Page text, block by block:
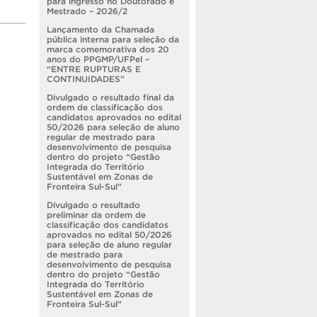
Mestrado – 2026/2
Lançamento da Chamada
pública interna para seleção da
marca comemorativa dos 20
anos do PPGMP/UFPel –
“ENTRE RUPTURAS E
CONTINUIDADES”
Divulgado o resultado final da
ordem de classificação dos
candidatos aprovados no edital
50/2026 para seleção de aluno
regular de mestrado para
desenvolvimento de pesquisa
dentro do projeto “Gestão
Integrada do Território
Sustentável em Zonas de
Fronteira Sul-Sul”
Divulgado o resultado
preliminar da ordem de
classificação dos candidatos
aprovados no edital 50/2026
para seleção de aluno regular
de mestrado para
desenvolvimento de pesquisa
dentro do projeto “Gestão
Integrada do Território
Sustentável em Zonas de
Fronteira Sul-Sul”